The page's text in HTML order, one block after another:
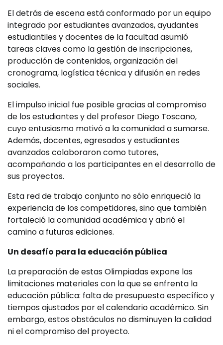
El detrás de escena está conformado por un equipo
integrado por estudiantes avanzados, ayudantes
estudiantiles y docentes de la facultad asumió
tareas claves como la gestión de inscripciones,
producción de contenidos, organización del
cronograma, logística técnica y difusión en redes
sociales.
El impulso inicial fue posible gracias al compromiso
de los estudiantes y del profesor Diego Toscano,
cuyo entusiasmo motivó a la comunidad a sumarse.
Además, docentes, egresados y estudiantes
avanzados colaboraron como tutores,
acompañando a los participantes en el desarrollo de
sus proyectos.
Esta red de trabajo conjunto no sólo enriqueció la
experiencia de los competidores, sino que también
fortaleció la comunidad académica y abrió el
camino a futuras ediciones.
Un desafío para la educación pública
La preparación de estas Olimpiadas expone las
limitaciones materiales con la que se enfrenta la
educación pública: falta de presupuesto específico y
tiempos ajustados por el calendario académico. Sin
embargo, estos obstáculos no disminuyen la calidad
ni el compromiso del proyecto.